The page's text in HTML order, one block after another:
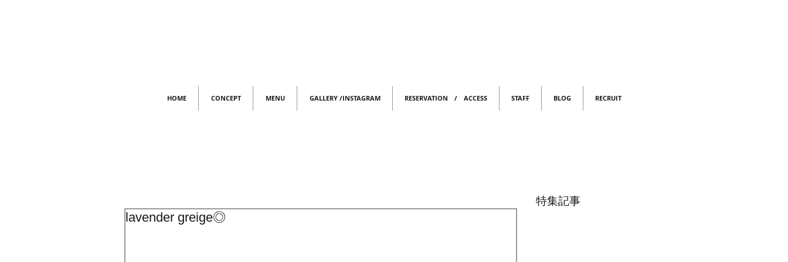
HOME CONCEPT MENU GALLERY /INSTAGRAM RESERVATION / ACCESS STAFF BLOG RECRUIT
lavender greige◎
特集記事